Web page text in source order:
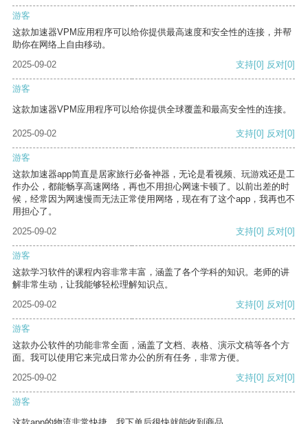
游客
这款加速器VPM应用程序可以给你提供最高速度和安全性的连接，并帮
助你在网络上自由移动。
2025-09-02
支持[0] 反对[0]
游客
这款加速器VPM应用程序可以给你提供全球覆盖和最高安全性的连接。
2025-09-02 支持[0] 反对[0]
游客
这款加速器app简直是居家旅行必备神器，无论是看视频、玩游戏还是工
作办公，都能畅享高速网络，再也不用担心网速卡顿了。以前出差的时
候，经常因为网速慢而无法正常使用网络，现在有了这个app，我再也不
用担心了。
2025-09-02
支持[0] 反对[0]
游客
这款学习软件的课程内容非常丰富，涵盖了各个学科的知识。老师的讲
解非常生动，让我能够轻松理解知识点。
2025-09-02
支持[0] 反对[0]
游客
这款办公软件的功能非常全面，涵盖了文档、表格、演示文稿等各个方
面。我可以使用它来完成日常办公的所有任务，非常方便。
2025-09-02
支持[0] 反对[0]
游客